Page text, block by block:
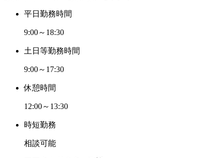
平日勤務時間
9:00～18:30
土日等勤務時間
9:00～17:30
休憩時間
12:00～13:30
時短勤務
相談可能